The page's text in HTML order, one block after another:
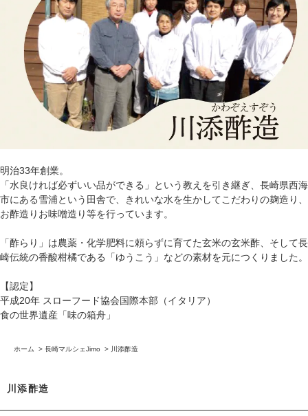
明治33年創業。
「水良ければ必ずいい品ができる」という教えを引き継ぎ、長崎県西海
市にある雪浦という田舎で、きれいな水を生かしてこだわりの麹造り、
お酢造りお味噌造り等を行っています。
「酢らり」は農薬・化学肥料に頼らずに育てた玄米の玄米酢、そして長
崎伝統の香酸柑橘である「ゆうこう」などの素材を元につくりました。
【認定】
平成20年 スローフード協会国際本部（イタリア）
食の世界遺産「味の箱舟」
ホーム > 長崎マルシェJimo > 川添酢造
川添酢造